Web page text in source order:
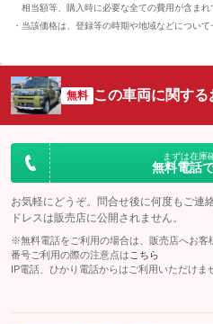
相当額等、購入時に必要な全ての費用が含まれ
当該価格は、登録等の時期や地域などについて
無料 この車両に関す
まずは在庫
無料電話
お気軽にどうぞ。問合せ後に何度もご連
ドレスは販売店に公開されません。
※無料電話をご利用の場合は、販売店へお客
番号ご利用の際の注意点は こちら
IP電話、ひかり電話からはご利用いただけま